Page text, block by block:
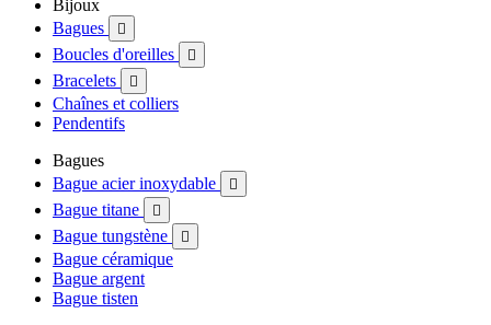
Bijoux
Bagues

Boucles d'oreilles 
Bracelets 
Chaînes et colliers
Pendentifs
Bagues
Bague acier inoxydable

Bague titane 
Bague tungstène 
Bague céramique
Bague argent
Bague tisten